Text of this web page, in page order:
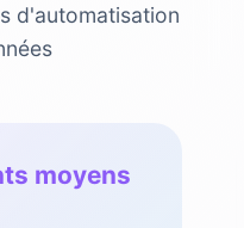
d'automatisation
moyens